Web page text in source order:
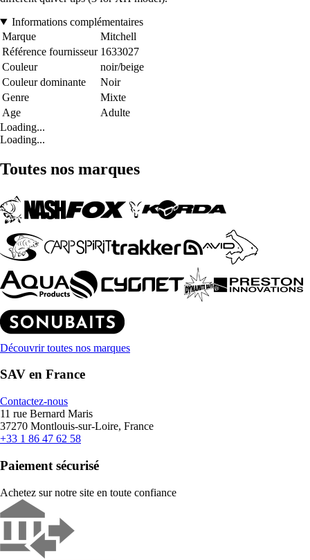
Informations complémentaires
Marque
Mitchell
Référence fournisseur 1633027
Couleur
noir/beige
Couleur dominante
Noir
Genre
Mixte
Age
Adulte
Loading...
Loading...
Toutes nos marques
Découvrir toutes nos marques
SAV en France
Contactez-nous
11 rue Bernard Maris
37270 Montlouis-sur-Loire, France
+33 1 86 47 62 58
Paiement sécurisé
Achetez sur notre site en toute confiance